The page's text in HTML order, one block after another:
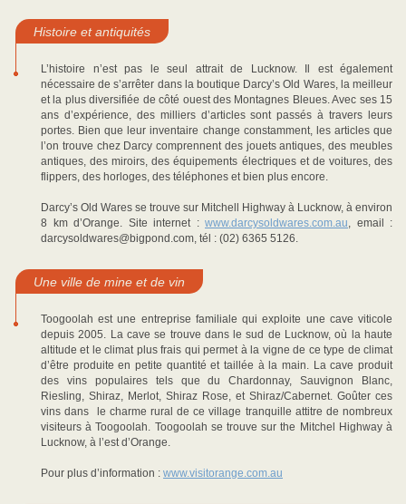
Histoire et antiquités
L’histoire n’est pas le seul attrait de Lucknow. Il est également
nécessaire de s’arrêter dans la boutique Darcy’s Old Wares, la meilleur
et la plus diversifiée de côté ouest des Montagnes Bleues. Avec ses 15
ans d’expérience, des milliers d’articles sont passés à travers leurs
portes. Bien que leur inventaire change constamment, les articles que
l’on trouve chez Darcy comprennent des jouets antiques, des meubles
antiques, des miroirs, des équipements électriques et de voitures, des
flippers, des horloges, des téléphones et bien plus encore.
Darcy’s Old Wares se trouve sur Mitchell Highway à Lucknow, à environ
8 km d’Orange. Site internet : www.darcysoldwares.com.au, email :
darcysoldwares@bigpond.com, tél : (02) 6365 5126.
Une ville de mine et de vin
Toogoolah est une entreprise familiale qui exploite une cave viticole
depuis 2005. La cave se trouve dans le sud de Lucknow, où la haute
altitude et le climat plus frais qui permet à la vigne de ce type de climat
d’être produite en petite quantité et taillée à la main. La cave produit
des vins populaires tels que du Chardonnay, Sauvignon Blanc,
Riesling, Shiraz, Merlot, Shiraz Rose, et Shiraz/Cabernet. Goûter ces
vins dans le charme rural de ce village tranquille attitre de nombreux
visiteurs à Toogoolah. Toogoolah se trouve sur the Mitchel Highway à
Lucknow, à l’est d’Orange.
Pour plus d’information : www.visitorange.com.au